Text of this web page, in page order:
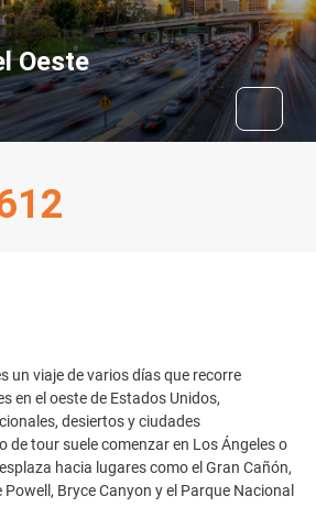
Oeste
un viaje de varios días que recorre
en el oeste de Estados Unidos,
desiertos y ciudades
de tour suele comenzar en Los Ángeles o
hacia lugares como el Gran Cañón,
Bryce Canyon y el Parque Nacional